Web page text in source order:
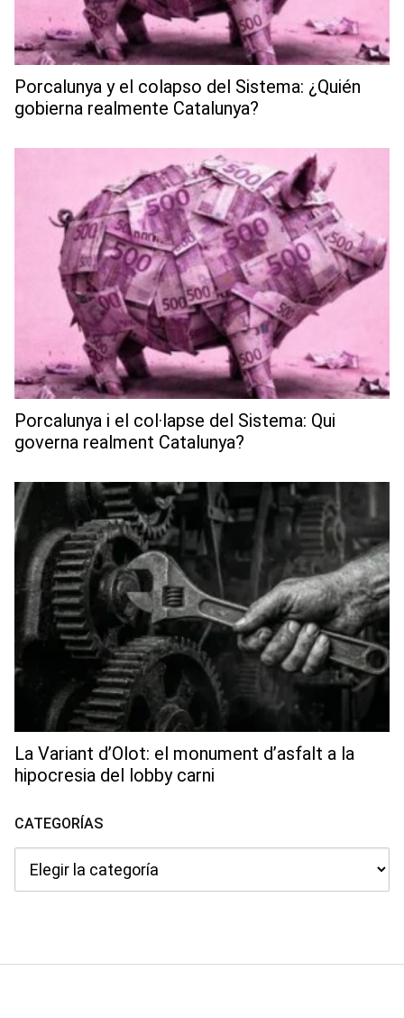
Porcalunya y el colapso del Sistema: ¿Quién
gobierna realmente Catalunya?
Porcalunya i el col·lapse del Sistema: Qui
governa realment Catalunya?
La Variant d’Olot: el monument d’asfalt a la
hipocresia del lobby carni
CATEGORÍAS